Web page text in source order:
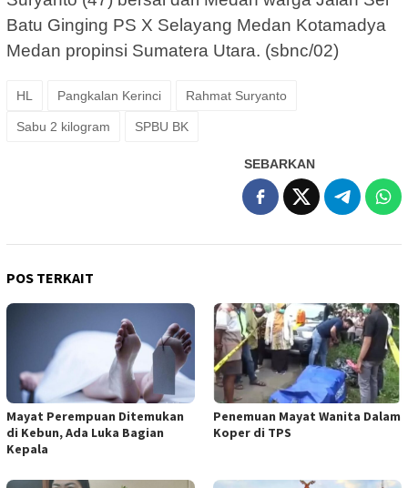
Batu Ginging PS X Selayang Medan Kotamadya
Medan propinsi Sumatera Utara. (sbnc/02)
HL Pangkalan Kerinci Rahmat Suryanto
Sabu 2 kilogram SPBU BK
SEBARKAN
POS TERKAIT
Mayat Perempuan Ditemukan
di Kebun, Ada Luka Bagian
Kepala
Penemuan Mayat Wanita Dalam
Koper di TPS